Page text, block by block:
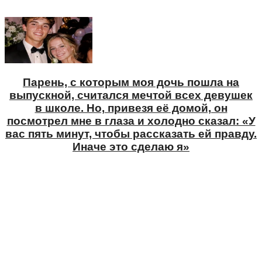
Парень, с которым моя дочь пошла на
выпускной, считался мечтой всех девушек
в школе. Но, привезя её домой, он
посмотрел мне в глаза и холодно сказал: «У
вас пять минут, чтобы рассказать ей правду.
Иначе это сделаю я»